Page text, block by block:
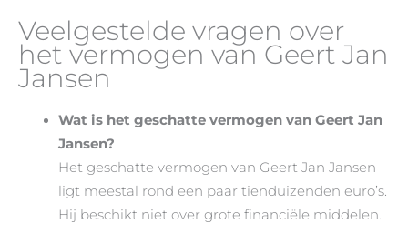
Veelgestelde vragen over
het vermogen van Geert Jan
Jansen
Wat is het geschatte vermogen van Geert Jan
Jansen?
Het geschatte vermogen van Geert Jan Jansen
ligt meestal rond een paar tienduizenden euro’s.
Hij beschikt niet over grote financiële middelen.